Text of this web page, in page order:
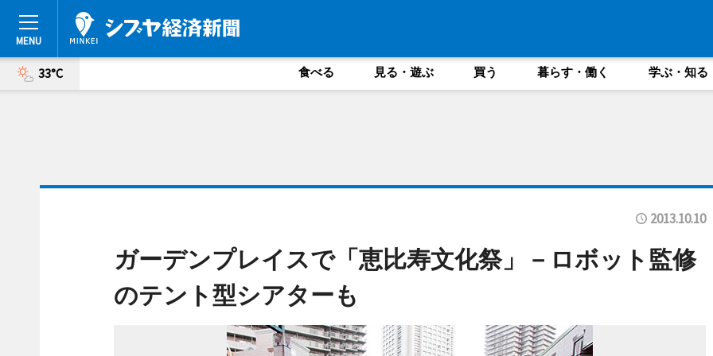
33°C 食べる 見る・遊ぶ 買う 暮らす・働く 学ぶ・知る
2013.10.10
ガーデンプレイスで「恵比寿文化祭」－ロボット監修
のテント型シアターも